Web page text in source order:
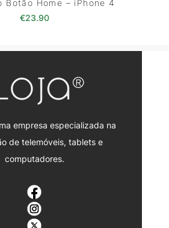
Botão Home – iPhone 4
€23.90
empresa especializada na
de telemóveis, tablets e
computadores.